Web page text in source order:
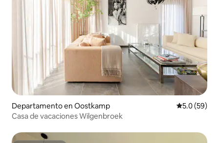
Departamento en Oostkamp Calificación
5.0 (59)
Casa de vacaciones Wilgenbroek